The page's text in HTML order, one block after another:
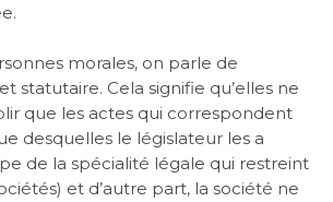
morales, on parle de
statutaire. Cela signifie qu’elles ne
que les actes qui correspondent
desquelles le législateur les a
de la spécialité légale qui restreint
et d’autre part, la société ne